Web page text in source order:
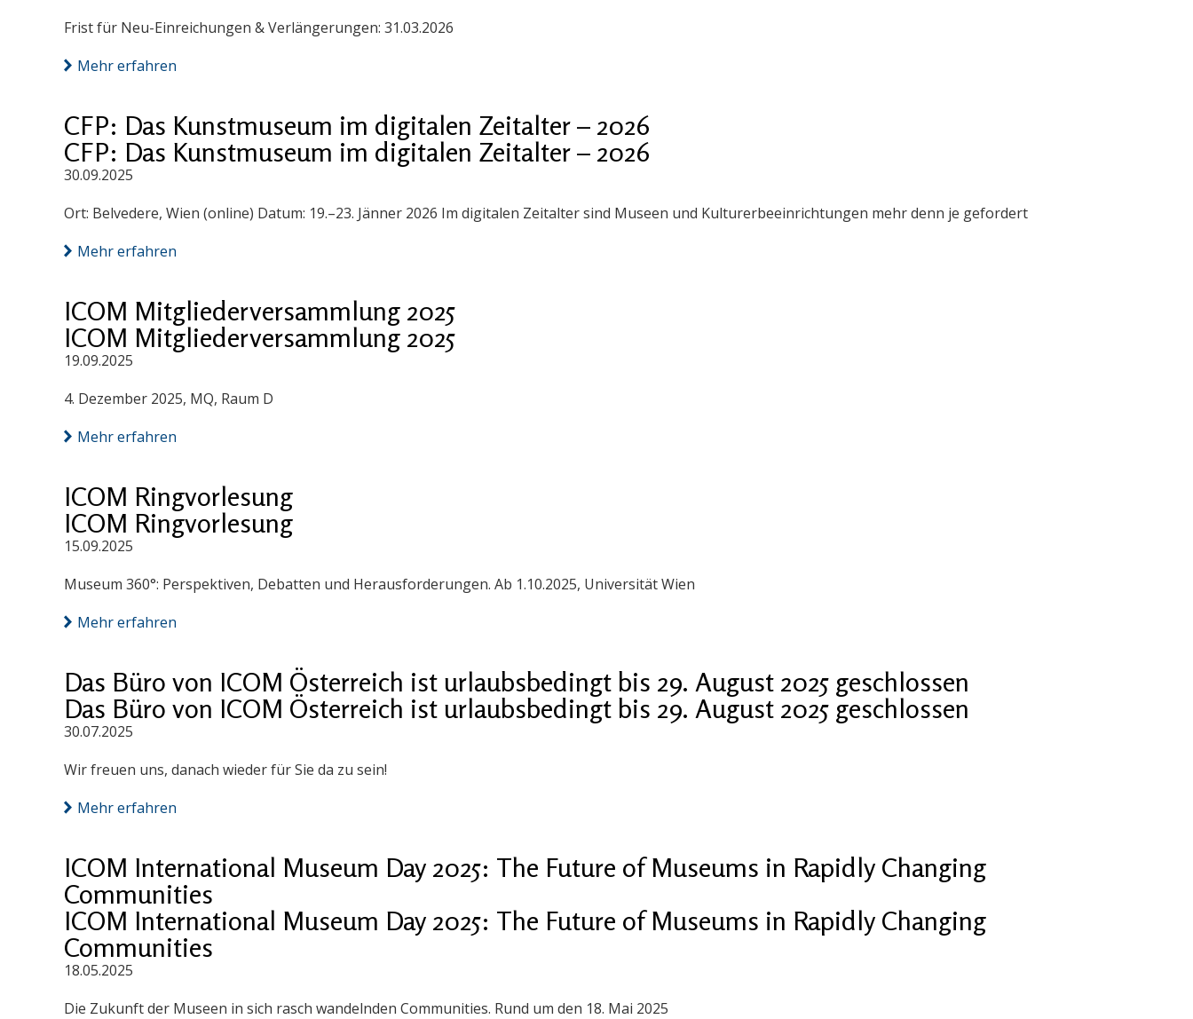
Frist für Neu-Einreichungen & Verlängerungen: 31.03.2026
Mehr erfahren
CFP: Das Kunstmuseum im digitalen Zeitalter – 2026
CFP: Das Kunstmuseum im digitalen Zeitalter – 2026
30.09.2025
Ort: Belvedere, Wien (online) Datum: 19.–23. Jänner 2026 Im digitalen Zeitalter sind Museen und Kulturerbeeinrichtungen mehr denn je gefordert
Mehr erfahren
ICOM Mitgliederversammlung 2025
ICOM Mitgliederversammlung 2025
19.09.2025
4. Dezember 2025, MQ, Raum D
Mehr erfahren
ICOM Ringvorlesung
ICOM Ringvorlesung
15.09.2025
Museum 360°: Perspektiven, Debatten und Herausforderungen. Ab 1.10.2025, Universität Wien
Mehr erfahren
Das Büro von ICOM Österreich ist urlaubsbedingt bis 29. August 2025 geschlossen
Das Büro von ICOM Österreich ist urlaubsbedingt bis 29. August 2025 geschlossen
30.07.2025
Wir freuen uns, danach wieder für Sie da zu sein!
Mehr erfahren
ICOM International Museum Day 2025: The Future of Museums in Rapidly Changing
Communities
ICOM International Museum Day 2025: The Future of Museums in Rapidly Changing
Communities
18.05.2025
Die Zukunft der Museen in sich rasch wandelnden Communities. Rund um den 18. Mai 2025